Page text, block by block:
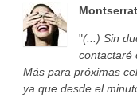
"(...) Sin
contactaré
Más para próximas
ya que desde el